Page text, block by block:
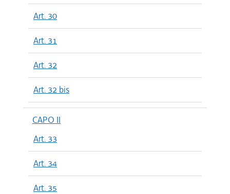
Art. 30
Art. 31
Art. 32
Art. 32 bis
CAPO II
Art. 33
Art. 34
Art. 35